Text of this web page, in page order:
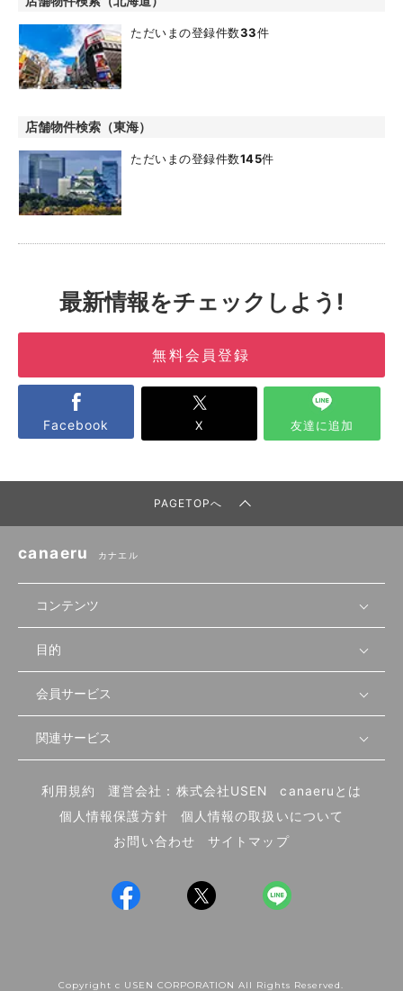
ただいまの登録件数33件
店舗物件検索（東海）
ただいまの登録件数145件
最新情報をチェックしよう!
無料会員登録
Facebook X 友達に追加
PAGETOPへ
canaeru カナエル
コンテンツ
無料開業相談
セミナー情報
セミナー動画
物件を探す
首都圏
北海道
先輩開業者の声
開業・経営に関する記事
編集ポリシー
業態別の開業方法
UIターン開業特集
目的
店舗運営
物件
内装・設備
食材・仕入れ
会員サービス
会員登録
ログイン
関連サービス
飲食店サクセスガイド（外部サイト）
利用規約 運営会社：株式会社USEN
canaeruとは
個人情報保護方針
個人情報の取扱いについて
お問い合わせ
サイトマップ
Copyright c USEN CORPORATION All Rights Reserved.